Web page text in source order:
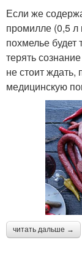
Если же
промилле (0,5 л
похмелье
терять
не стоит
медицинскую
читать дальше →